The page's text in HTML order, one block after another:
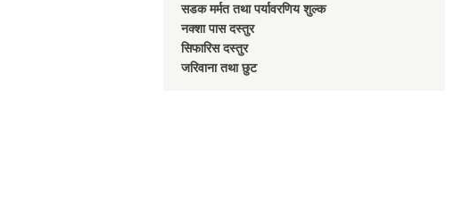
सडक मर्मत तथा पर्यावरणिय शुल्क
नक्शा पास दस्तुर
सिफारिस दस्तुर
जरिवाना तथा छुट